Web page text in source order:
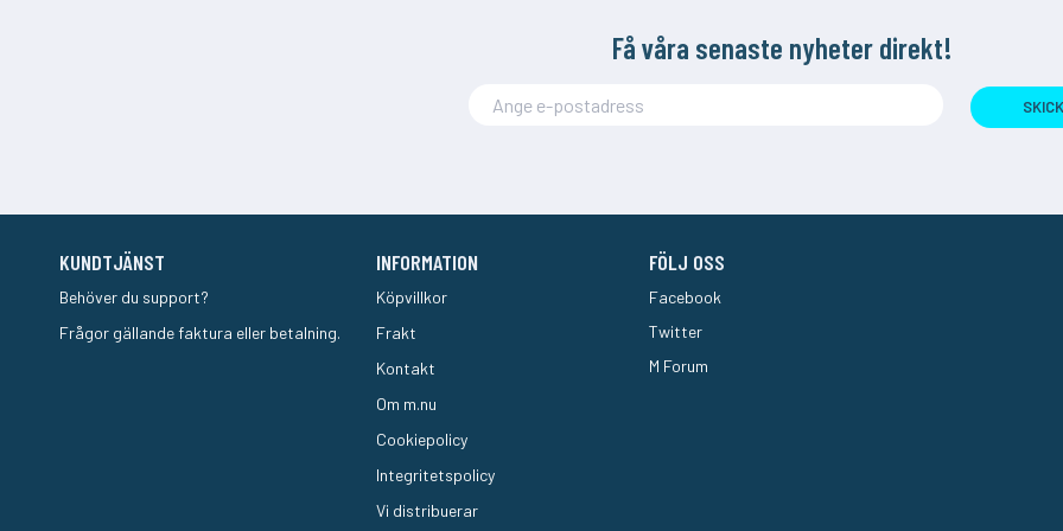
Få våra senaste nyheter direkt!
KUNDTJÄNST
Behöver du support?
Frågor gällande faktura eller betalning.
INFORMATION
Köpvillkor
Frakt
Kontakt
Om m.nu
Cookiepolicy
Integritetspolicy
Vi distribuerar
FÖLJ OSS
Facebook
Twitter
M Forum